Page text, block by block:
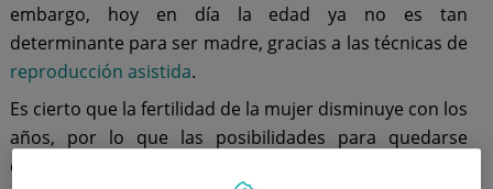
embargo, hoy en día la edad ya no es tan
determinante para ser madre, gracias a las técnicas de
reproducción asistida.
Es cierto que la fertilidad de la mujer disminuye con los
años, por lo que las posibilidades para quedarse
embarazada de manera natural también bajan. Frente